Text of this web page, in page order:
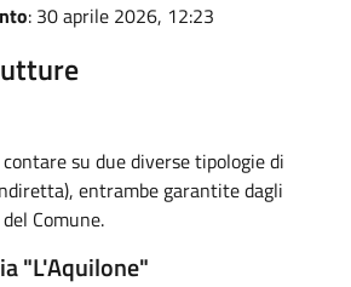
: 30 aprile 2026, 12:23
su due diverse tipologie di
entrambe garantite dagli
Comune.
"L'Aquilone"